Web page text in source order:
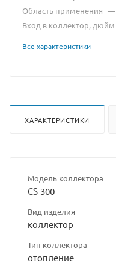
Область применения —
Вход в коллектор, дюйм
Все характеристики
ХАРАКТЕРИСТИКИ
Модель коллектора
CS-300
Вид изделия
коллектор
Тип коллектора
отопление